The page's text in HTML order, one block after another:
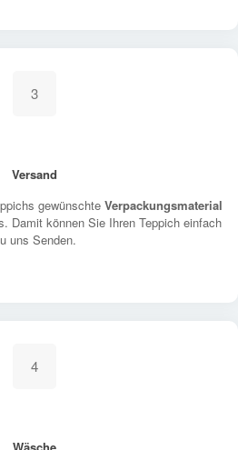
3
Versand
gewünschte Verpackungsmaterial
Damit können Sie Ihren Teppich einfach
uns Senden.
4
Wäsche